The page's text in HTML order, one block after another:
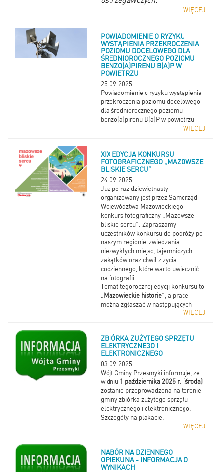
WIĘCEJ
POWIADOMIENIE O RYZYKU
WYSTĄPIENIA PRZEKROCZENIA
POZIOMU DOCELOWEGO DLA
ŚREDNIOROCZNEGO POZIOMU
BENZO(A)PIRENU B(A)P W
POWIETRZU
25.09.2025
Powiadomienie o ryzyku wystąpienia
przekroczenia poziomu docelowego
dla średniorocznego poziomu
benzo(a)pirenu B(a)P w powietrzu
WIĘCEJ
XIX EDYCJA KONKURSU
FOTOGRAFICZNEGO „MAZOWSZE
BLISKIE SERCU”
24.09.2025
Już po raz dziewiętnasty
organizowany jest przez Samorząd
Województwa Mazowieckiego
konkurs fotograficzny „Mazowsze
bliskie sercu”. Zapraszamy
uczestników konkursu do podróży po
naszym regionie, zwiedzania
niezwykłych miejsc, tajemniczych
zakątków oraz chwil z życia
codziennego, które warto uwiecznić
na fotografii.
Temat tegorocznej edycji konkursu to
„ Mazowieckie historie”, a prace
można zgłaszać w następujących
Dziedzictwo i tradycja;
Nowoczesność;
Codzienność.
WIĘCEJ
ZBIÓRKA ZUŻYTEGO SPRZĘTU
ELEKTRYCZNEGO I
ELEKTRONICZNEGO
03.09.2025
Wójt Gminy Przesmyki informuje, że
w dniu 1 października 2025 r. (środa)
zostanie przeprowadzona na terenie
gminy zbiórka zużytego sprzętu
elektrycznego i elektronicznego.
Szczegóły na plakacie.
WIĘCEJ
NABÓR NA DZIENNEGO
OPIEKUNA - INFORMACJA O
WYNIKACH